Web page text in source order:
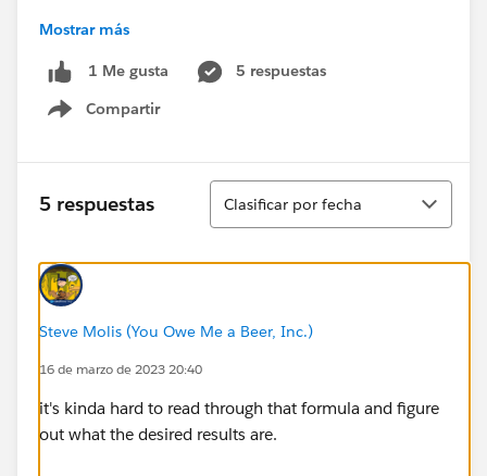
#Formulas
Mostrar más
1 Me gusta
5 respuestas
Compartir
Show menu
5 respuestas
Ordenar
Clasificar por fecha
Steve Molis (You Owe Me a Beer, Inc.)
16 de marzo de 2023 20:40
it's kinda hard to read through that formula and figure
out what the desired results are.